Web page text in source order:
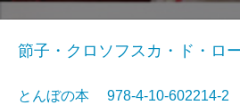
節子・クロソフスカ・ド・ロ
とんぼの本 978-4-10-602214-